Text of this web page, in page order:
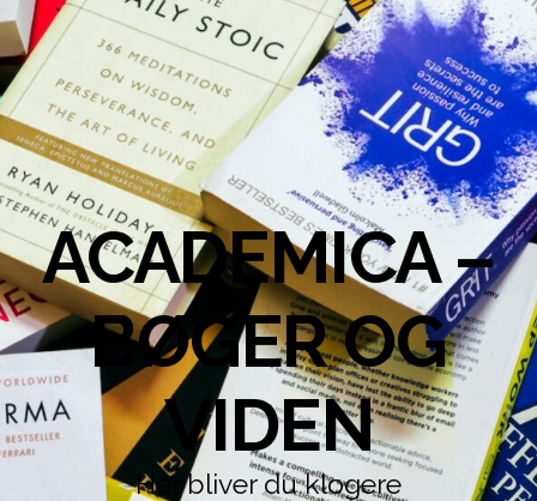
ACADEMICA –
BØGER OG
VIDEN
Her bliver du klogere